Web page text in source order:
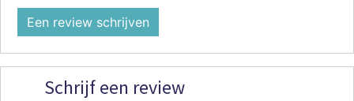
Een review schrijven
Schrijf een review